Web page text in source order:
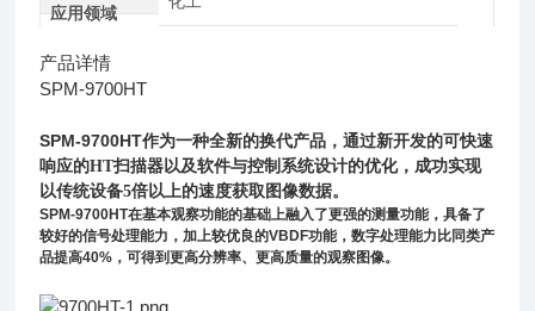
应用领域
产品详情
SPM-9700HT
SPM-9700HT作为一种全新的换代产品，通过新开发的可快速
响应的HT扫描器以及软件与控制系统设计的优化，成功实现
以传统设备5倍以上的速度获取图像数据。
SPM-9700HT在基本观察功能的基础上融入了更强的测量功能，具备了
较好的信号处理能力，加上较优良的VBDF功能，数字处理能力比同类产
品提高40% ，可得到更高分辨率、更高质量的观察图像。